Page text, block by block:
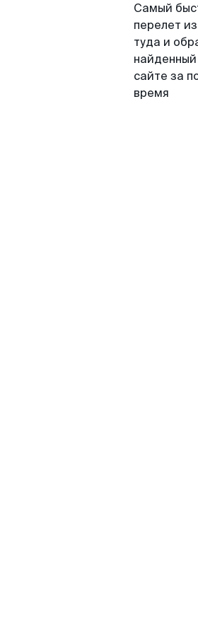
Самый
перелет
туда и
сайте за
время